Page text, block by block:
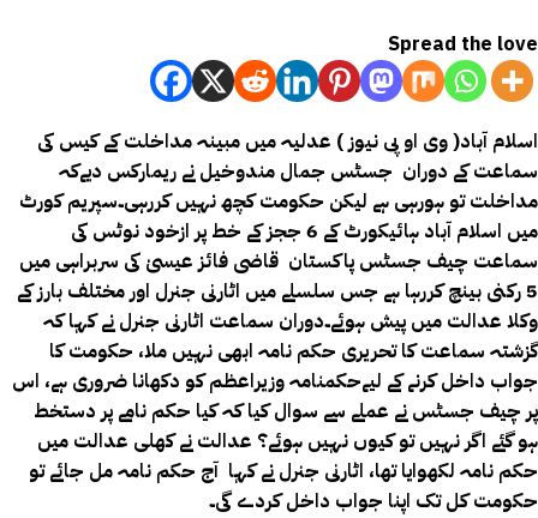
Spread the love
اسلام آباد( وی او پی نیوز ) عدلیہ میں مبینہ مداخلت کے کیس کی
سماعت کے دوران جسٹس جمال مندوخیل نے ریمارکس دیےکہ
مداخلت تو ہورہی ہے لیکن حکومت کچھ نہیں کررہی۔سپریم کورٹ
میں اسلام آباد ہائیکورٹ کے 6 ججز کے خط پر ازخود نوٹس کی
سماعت چیف جسٹس پاکستان قاضی فائز عیسیٰ کی سربراہی میں
5 رکنی بینچ کررہا ہے جس سلسلے میں اٹارنی جنرل اور مختلف بارز کے
وکلا عدالت میں پیش ہوئے۔دوران سماعت اٹارنی جنرل نے کہا کہ
گزشتہ سماعت کا تحریری حکم نامہ ابھی نہیں ملا، حکومت کا
جواب داخل کرنے کے لیےحکمنامہ وزیراعظم کو دکھانا ضروری ہے، اس
پر چیف جسٹس نے عملے سے سوال کیا کہ کیا حکم نامے پر دستخط
ہو گئے اگر نہیں تو کیوں نہیں ہوئے؟ عدالت نے کھلی عدالت میں
حکم نامہ لکھوایا تھا، اٹارنی جنرل نے کہا آج حکم نامہ مل جائے تو
حکومت کل تک اپنا جواب داخل کردے گی۔